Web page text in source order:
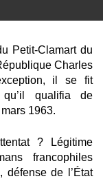
Petit-Clamart du
Charles
il se fit
qu’il qualifia de
1963.
? Légitime
francophiles
défense de l’État